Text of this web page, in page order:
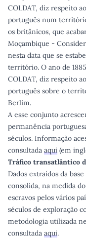
COLDAT, diz respeito
português num
os britânicos, que
Moçambique -
nesta data que se
território. O ano de
COLDAT, diz respeito
português sobre o
Berlim.
A esse conjunto
permanência
séculos. Informação
consultada aqui (em
Tráfico transatlântico
Dados extraídos da
consolida, na medida
escravos pelos vários
séculos de exploração
metodologia utilizada
consultada aqui.